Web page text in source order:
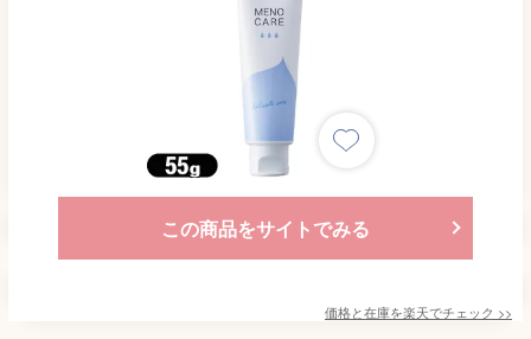
この商品をサイトでみる
価格と在庫を楽天でチェック >>